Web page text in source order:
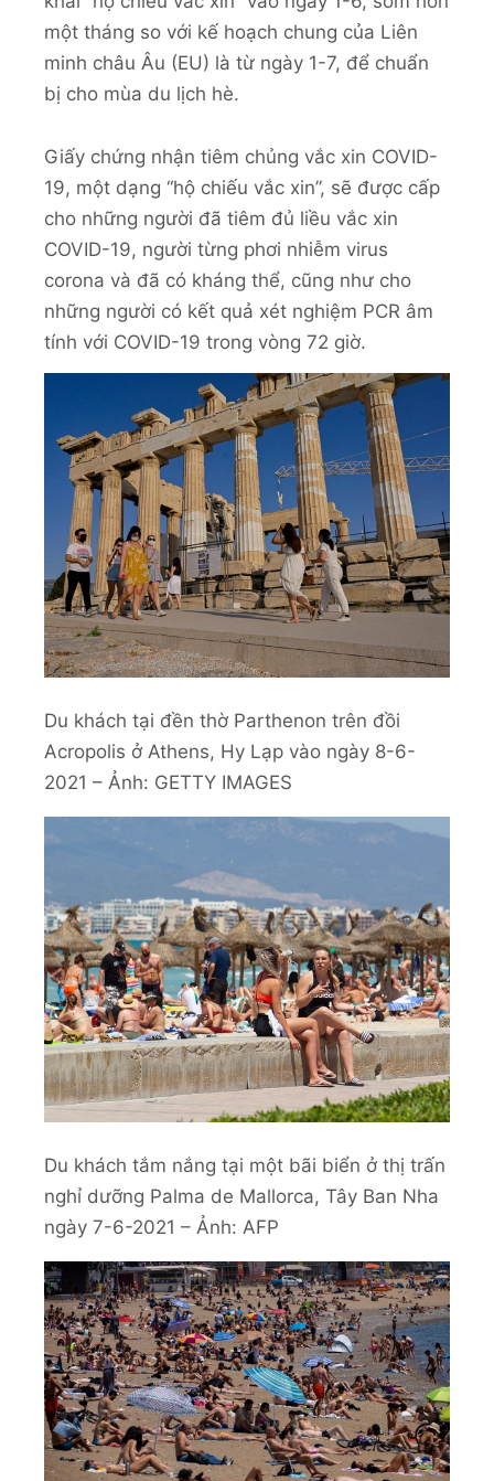
một tháng so với kế hoạch chung của Liên
minh châu Âu (EU) là từ ngày 1-7, để chuẩn
bị cho mùa du lịch hè.
Giấy chứng nhận tiêm chủng vắc xin COVID-
19, một dạng “hộ chiếu vắc xin”, sẽ được cấp
cho những người đã tiêm đủ liều vắc xin
COVID-19, người từng phơi nhiễm virus
corona và đã có kháng thể, cũng như cho
những người có kết quả xét nghiệm PCR âm
tính với COVID-19 trong vòng 72 giờ.
Du khách tại đền thờ Parthenon trên đồi
Acropolis ở Athens, Hy Lạp vào ngày 8-6-
2021 – Ảnh: GETTY IMAGES
Du khách tắm nắng tại một bãi biển ở thị trấn
nghỉ dưỡng Palma de Mallorca, Tây Ban Nha
ngày 7-6-2021 – Ảnh: AFP